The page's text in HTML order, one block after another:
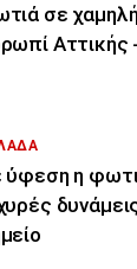
σε
Αττικής
ύφεση η